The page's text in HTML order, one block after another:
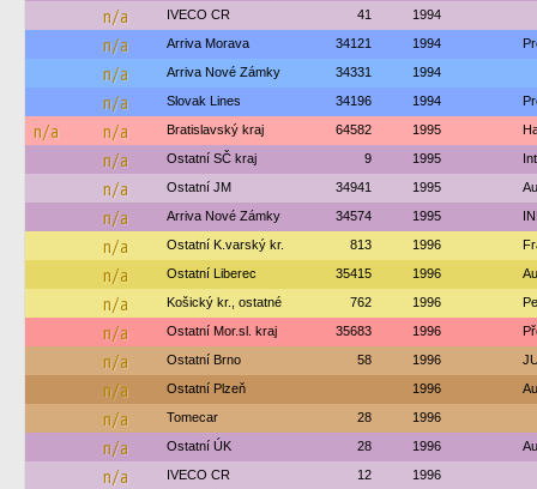
n/a IVECO CR 41 1994
n/a Arriva Morava 34121 1994
n/a Arriva Nové Zámky 34331 1994
n/a Slovak Lines 34196 1994
n/a n/a Bratislavský kraj 64582 1995
n/a Ostatní SČ kraj 9 1995
n/a Ostatní JM 34941 1995
n/a Arriva Nové Zámky 34574 1995
n/a Ostatní K.varský kr. 813 1996
n/a Ostatní Liberec 35415 1996
n/a Košický kr., ostatné 762 1996
n/a Ostatní Mor.sl. kraj 35683 1996
n/a Ostatní Brno 58 1996
n/a Ostatní Plzeň 1996
n/a Tomecar 28 1996
n/a Ostatní ÚK 28 1996
n/a IVECO CR 12 1996